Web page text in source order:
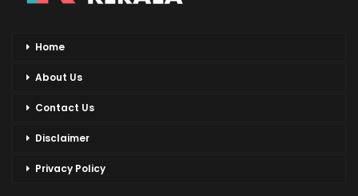
Home
About Us
Contact Us
Disclaimer
Privacy Policy